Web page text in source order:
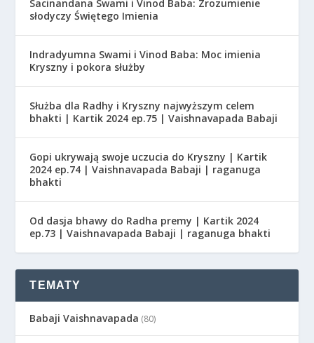
Sacinandana Swami i Vinod Baba: Zrozumienie
słodyczy Świętego Imienia
Indradyumna Swami i Vinod Baba: Moc imienia
Kryszny i pokora służby
Służba dla Radhy i Kryszny najwyższym celem
bhakti | Kartik 2024 ep.75 | Vaishnavapada Babaji
Gopi ukrywają swoje uczucia do Kryszny | Kartik
2024 ep.74 | Vaishnavapada Babaji | raganuga
bhakti
Od dasja bhawy do Radha premy | Kartik 2024
ep.73 | Vaishnavapada Babaji | raganuga bhakti
TEMATY
Babaji Vaishnavapada (80)